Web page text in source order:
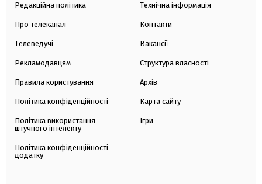
Редакційна політика
Про телеканал
Телеведучі
Рекламодавцям
Правила користування
Політика конфіденційності
Політика використання
штучного інтелекту
Політика конфіденційності
додатку
Технічна інформація
Контакти
Вакансії
Структура власності
Архів
Карта сайту
Ігри